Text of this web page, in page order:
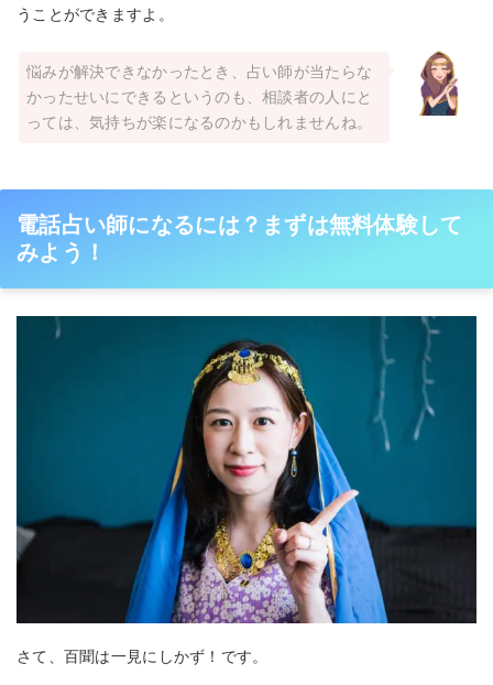
うことができますよ。
悩みが解決できなかったとき、占い師が当たらな
かったせいにできるというのも、相談者の人にと
っては、気持ちが楽になるのかもしれませんね。
電話占い師になるには？まずは無料体験して
みよう！
さて、百聞は一見にしかず！です。